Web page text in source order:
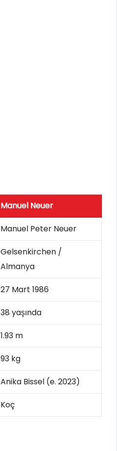
Manuel Neuer
Manuel Peter Neuer
Gelsenkirchen /
Almanya
27 Mart 1986
38 yaşında
1.93 m
93 kg
Anika Bissel (e. 2023)
Koç